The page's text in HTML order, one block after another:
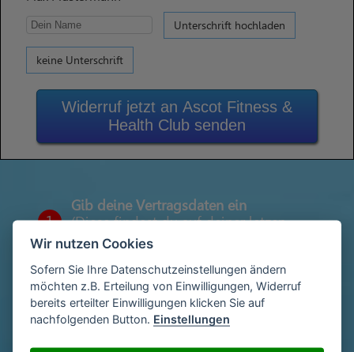
Unterschrift hochladen
keine Unterschrift
Widerruf jetzt an Ascot Fitness &
Health Club senden
1
Gib deine Vertragsdaten ein
(Diese findest du auf deiner letzen
Abrechnung)
2
Gib deinen Namen und deine Adresse
ein
Wir nutzen Cookies
Sofern Sie Ihre Datenschutzeinstellungen ändern
möchten z.B. Erteilung von Einwilligungen, Widerruf
bereits erteilter Einwilligungen klicken Sie auf
nachfolgenden Button. Einstellungen